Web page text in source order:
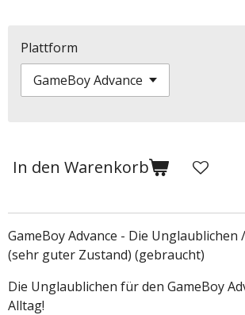
Plattform
In den Warenkorb
GameBoy Advance - Die Unglaublichen
(sehr guter Zustand) (gebraucht)
Die Unglaublichen für den GameBoy
Alltag!